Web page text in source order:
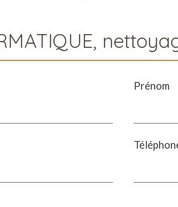
Prénom